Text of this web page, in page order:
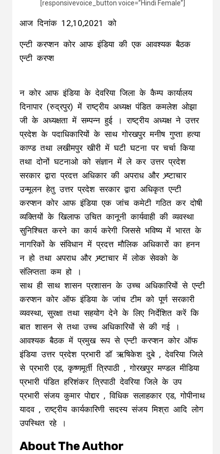
[responsivevoice_button voice=”Hindi Female”]
आज दिनांक 12,10,2021 को
एन्टी करप्शन कोर आफ इंडिया की एक आवश्यक बैठक
एन्टी करप्श
न कोर आफ इंडिया के देवरिया जिला के कैम्प कार्यालय
दिनापार (रुद्रपुर) में राष्ट्रीय अध्यक्ष पंडित कमलेश ओझा
जी के अध्यक्षता में सम्पन्न हुई । राष्ट्रीय अध्यक्ष ने उत्तर
प्रदेश के पदाधिकारियों के साथ गोरखपुर मनीष गुप्ता हत्या
काण्ड तथा लखीमपुर खीरी में घटी घटना पर चर्चा किया
तथा दोनों घटनाओ को संज्ञान में ले कर उत्तर प्रदेश
सरकार द्वारा प्रदत्त अधिकार की अपराध और भ्र्ष्टाचार
उन्मूलन हेतु उत्तर प्रदेश सरकार द्वारा अधिकृत एन्टी
करप्शन कोर आफ इंडिया एक जांच कमेटी गठित कर दोषी
व्यक्तियों के खिलाफ उचित कानूनी कार्यवाही की व्यवस्था
सुनिश्चित करने का कार्य करेगी जिससे भविष्य में भारत के
नागरिकों के संविधान में प्रदत्त मौलिक अधिकारों का हनन
न हो तथा अपराध और भ्र्ष्टाचार में लोक सेवको के
संलिप्तता कम हो ।
साथ ही साथ शासन प्रशासन के उच्च अधिकारियों से एन्टी
करप्शन कोर ऑफ इंडिया के जांच टीम को पूर्ण सरकारी
व्यवस्था, सुरक्षा तथा सहयोग देने के लिए निर्देशित करें कि
बात शासन से तथा उच्च अधिकारियों से की गई ।
आवश्यक बैठक में प्रमुख रूप से एन्टी करप्शन कोर ऑफ
इंडिया उत्तर प्रदेश प्रभारी डॉ ऋषिकेश दुबे , देवरिया जिले
से प्रभारी एड, कृष्णमूर्ती त्रिपाठी , गोरखपुर मण्डल मीडिया
प्रभारी पंडित हरिशंकर त्रिपाठी देवरिया जिले के उप
प्रभारी संजय कुमार पोद्दार , विधिक सलाहकार एड, गोपीनाथ
यादव , राष्ट्रीय कार्यकारिणी सदस्य संजय मिश्रा आदि लोग
उपस्थित रहे ।
About The Author